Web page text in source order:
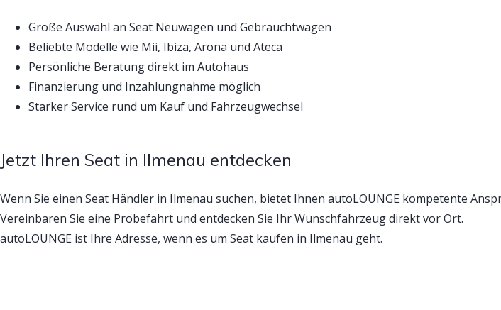
Große Auswahl an Seat Neuwagen und Gebrauchtwagen
Beliebte Modelle wie Mii, Ibiza, Arona und Ateca
Persönliche Beratung direkt im Autohaus
Finanzierung und Inzahlungnahme möglich
Starker Service rund um Kauf und Fahrzeugwechsel
Jetzt Ihren Seat in Ilmenau entdecken
Wenn Sie einen Seat Händler in Ilmenau suchen, bietet Ihnen autoLOUNGE kompetente
Vereinbaren Sie eine Probefahrt und entdecken Sie Ihr Wunschfahrzeug direkt vor Ort.
autoLOUNGE ist Ihre Adresse, wenn es um Seat kaufen in Ilmenau geht.